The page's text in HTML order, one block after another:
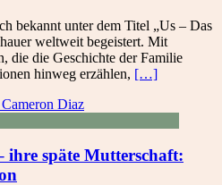
bekannt unter dem Titel „Us – Das
weltweit begeistert. Mit
die die Geschichte der Familie
hinweg erzählen, […]
ihre späte Mutterschaft: